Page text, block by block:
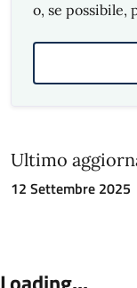
o, se possibile,
Ultimo
12 Settembre 2025